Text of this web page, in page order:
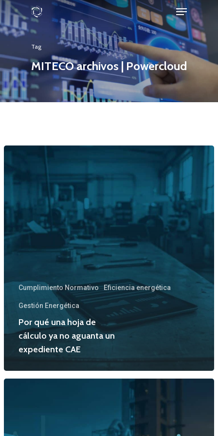
Hit enter to search or ESC to close
Tag
MITECO archivos | Powercloud
Cumplimiento Normativo Eficiencia energética
Gestión Energética
Por qué una hoja de
cálculo ya no aguanta un
expediente CAE
Home
Servicios
Características
Casos prácticos
Contacto
Acceder
Sobre Powercloud
48930 Getxo
Bizkaia, SP